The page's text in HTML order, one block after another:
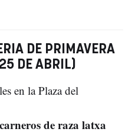
DE PRIMAVERA
DE ABRIL)
en la Plaza del
de raza latxa